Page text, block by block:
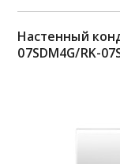
Настенный
07SDM4G/RK-